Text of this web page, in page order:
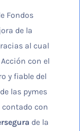
Fondos
de la
al cual
con el
y fiable del
las pymes
contado con
de la